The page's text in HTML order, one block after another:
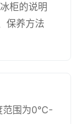
柜的说明
保养方法
范围为0°C-